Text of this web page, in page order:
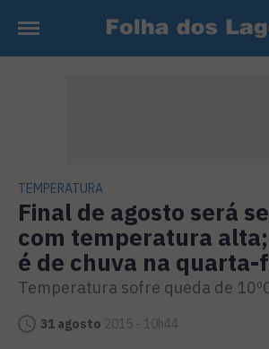
TEMPERATURA
Final de agosto será
com temperatura
é de chuva na quarta-
Temperatura sofre queda de
31 agosto 2015 - 10h44